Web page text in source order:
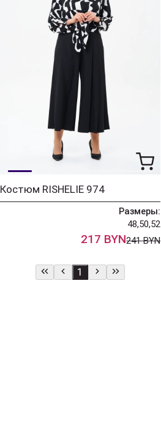
Костюм RISHELIE 974
Размеры:
48,50,52
217 BYN241 BYN
1